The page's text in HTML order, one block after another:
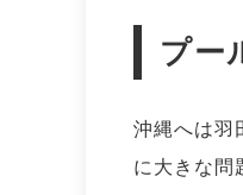
プー
沖縄へは羽
に大きな問